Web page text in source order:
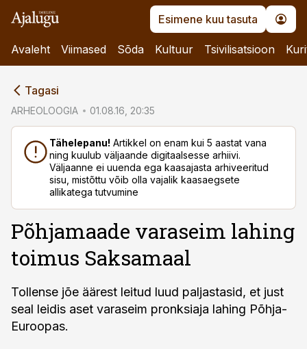
Esimene kuu tasuta
Avaleht Viimased Sõda Kultuur Tsivilisatsioon
Tagasi
ARHEOLOOGIA 01.08.16, 20:35
Tähelepanu! Artikkel on enam kui 5 aastat vana
ning kuulub väljaande digitaalsesse arhiivi.
Väljaanne ei uuenda ega kaasajasta arhiveeritud
sisu, mistõttu võib olla vajalik kaasaegsete
allikatega tutvumine
Põhjamaade varaseim lahing
toimus Saksamaal
Tollense jõe äärest leitud luud paljastasid, et just
seal leidis aset ­varaseim pronksiaja lahing ­Põhja-
Euroopas.